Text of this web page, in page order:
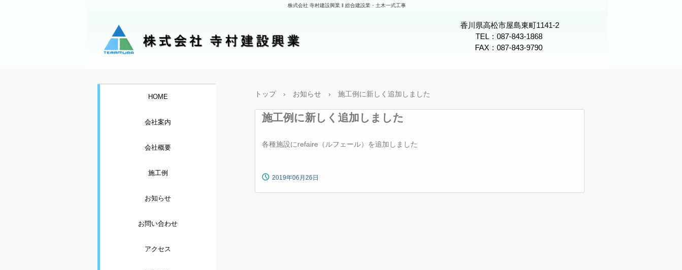
株式会社 寺村建設興業 ‖ 総合建設業・土木一式工事
香川県高松市屋島東町1141-2
TEL：087-843-1868
FAX：087-843-9790
トップ › お知らせ › 施工例に新しく追加しました
施工例に新しく追加しました
各種施設にrefaire（ルフェール）を追加しました
2019年06月26日
HOME
会社案内
会社概要
施工例
お知らせ
お問い合わせ
アクセス